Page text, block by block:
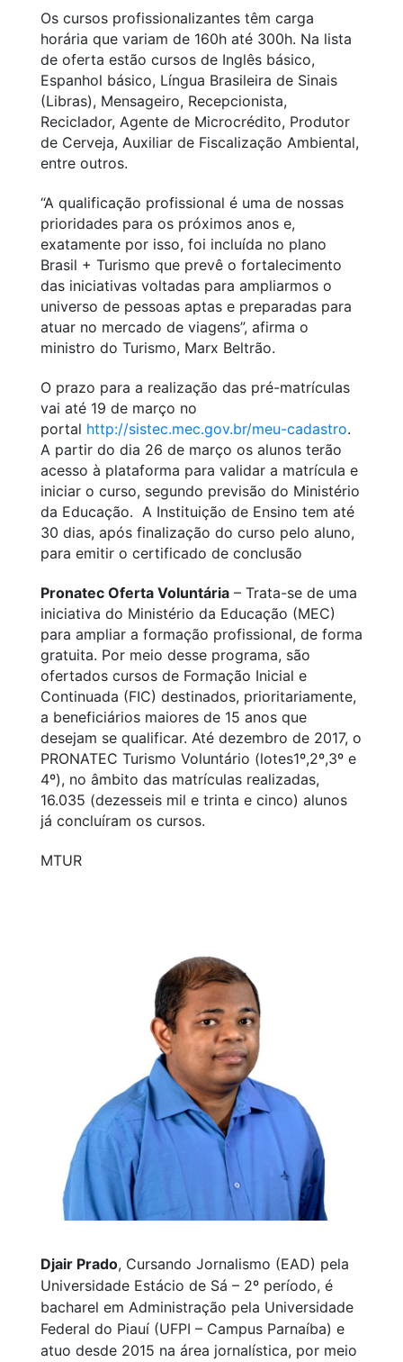
Os cursos profissionalizantes têm carga
horária que variam de 160h até 300h. Na lista
de oferta estão cursos de Inglês básico,
Espanhol básico, Língua Brasileira de Sinais
(Libras), Mensageiro, Recepcionista,
Reciclador, Agente de Microcrédito, Produtor
de Cerveja, Auxiliar de Fiscalização Ambiental,
entre outros.
“A qualificação profissional é uma de nossas
prioridades para os próximos anos e,
exatamente por isso, foi incluída no plano
Brasil + Turismo que prevê o fortalecimento
das iniciativas voltadas para ampliarmos o
universo de pessoas aptas e preparadas para
atuar no mercado de viagens”, afirma o
ministro do Turismo, Marx Beltrão.
O prazo para a realização das pré-matrículas
vai até 19 de março no
portal http://sistec.mec.gov.br/meu-cadastro.
A partir do dia 26 de março os alunos terão
acesso à plataforma para validar a matrícula e
iniciar o curso, segundo previsão do Ministério
da Educação. A Instituição de Ensino tem até
30 dias, após finalização do curso pelo aluno,
para emitir o certificado de conclusão
Pronatec Oferta Voluntária – Trata-se de uma
iniciativa do Ministério da Educação (MEC)
para ampliar a formação profissional, de forma
gratuita. Por meio desse programa, são
ofertados cursos de Formação Inicial e
Continuada (FIC) destinados, prioritariamente,
a beneficiários maiores de 15 anos que
desejam se qualificar. Até dezembro de 2017, o
PRONATEC Turismo Voluntário (lotes1º,2º,3º e
4º), no âmbito das matrículas realizadas,
16.035 (dezesseis mil e trinta e cinco) alunos
já concluíram os cursos.
MTUR
Djair Prado, Cursando Jornalismo (EAD) pela
Universidade Estácio de Sá – 2º período, é
bacharel em Administração pela Universidade
Federal do Piauí (UFPI – Campus Parnaíba) e
atuo desde 2015 na área jornalística, por meio